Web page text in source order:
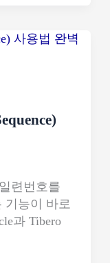
련번호를
기능이 바로
과 Tibero